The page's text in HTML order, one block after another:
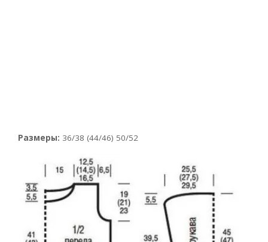
Размеры: 36/38 (44/46) 50/52